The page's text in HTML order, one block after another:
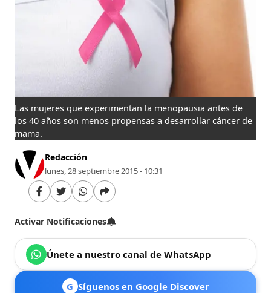
Las mujeres que experimentan la menopausia antes de
los 40 años son menos propensas a desarrollar cáncer de
mama.
Redacción
lunes, 28 septiembre 2015 - 10:31
Activar Notificaciones
Únete a nuestro canal de WhatsApp
G Síguenos en Google Discover